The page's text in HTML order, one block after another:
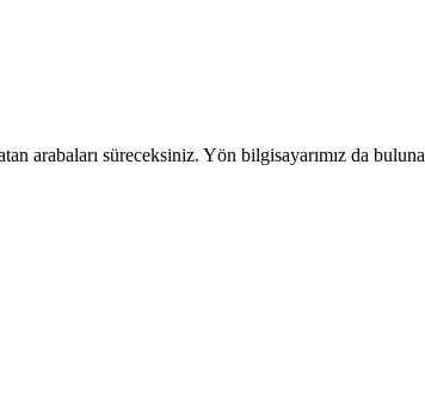
süreceksiniz. Yön bilgisayarımız da